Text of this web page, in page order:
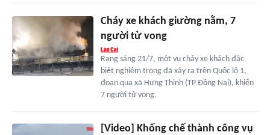
Cháy xe khách giường nằm, 7
người tử vong
Rạng sáng 21/7, một vụ cháy xe khách đặc
biệt nghiêm trọng đã xảy ra trên Quốc lộ 1,
đoạn qua xã Hưng Thịnh (TP Đồng Nai), khiến
7 người tử vong.
[Video] Khống chế thành công vụ